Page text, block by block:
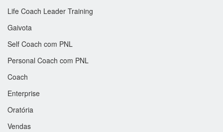
Life Coach Leader Training
Gaivota
Self Coach com PNL
Personal Coach com PNL
Coach
Enterprise
Oratória
Vendas